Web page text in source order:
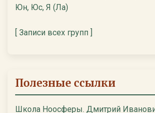
Юн, Юс, Я (Ла)
[ Записи всех групп ]
Полезные ссылки
Школа Ноосферы. Дмитрий